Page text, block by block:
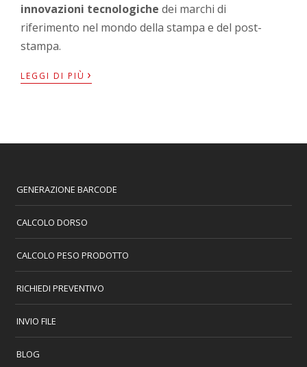
innovazioni tecnologiche dei marchi di
riferimento nel mondo della stampa e del post-
stampa.
LEGGI DI PIÙ ›
GENERAZIONE BARCODE
CALCOLO DORSO
CALCOLO PESO PRODOTTO
RICHIEDI PREVENTIVO
INVIO FILE
BLOG